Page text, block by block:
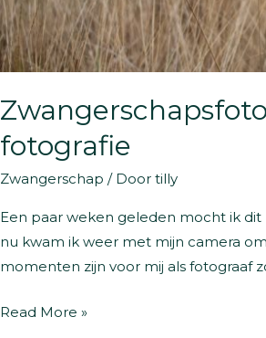
fotografie
Zwangerschap / Doortilly
Een paar weken geleden mocht ik
nu kwam ik weer met mijn camera
momenten zijn voor mij als fotograaf
Zwangerschapsfotoshoot
Read More »